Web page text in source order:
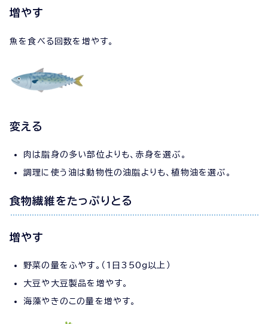
増やす
魚を食べる回数を増やす。
変える
肉は脂身の多い部位よりも、赤身を選ぶ。
調理に使う油は動物性の油脂よりも、植物油を選ぶ。
食物繊維をたっぷりとる
増やす
野菜の量をふやす。（1日350g以上）
大豆や大豆製品を増やす。
海藻やきのこの量を増やす。